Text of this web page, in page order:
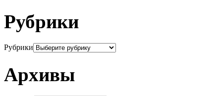
Рубрики
Рубрики
Архивы